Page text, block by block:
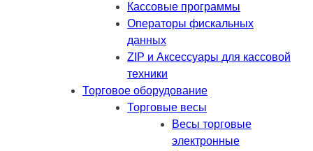
Кассовые программы
Операторы фискальных
данных
ZIP и Аксессуары для кассовой
техники
Торговое оборудование
Торговые весы
Весы торговые
электронные